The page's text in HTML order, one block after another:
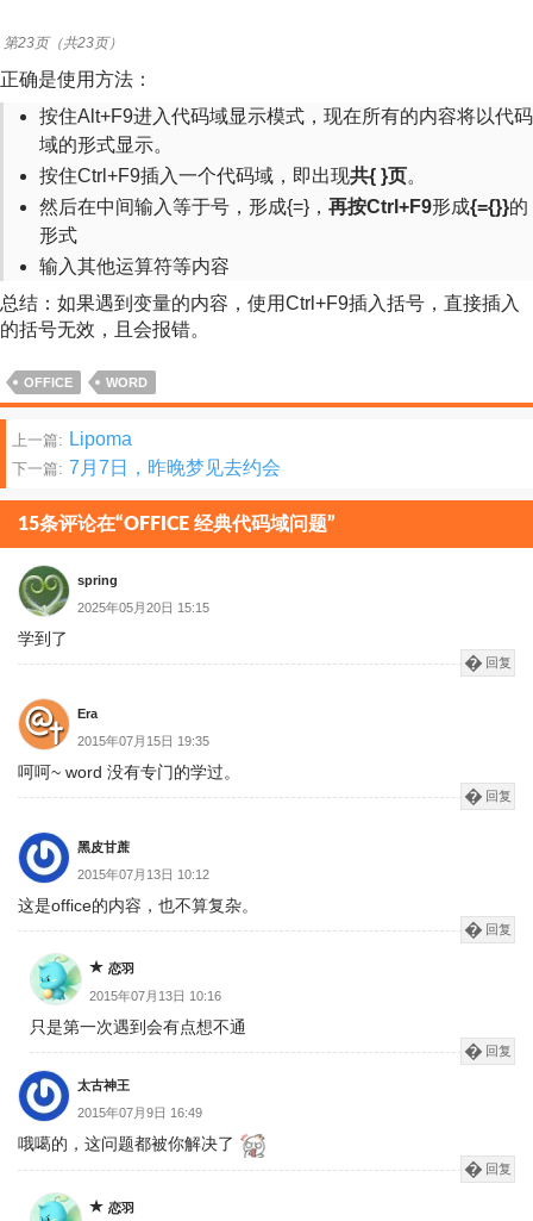
第23页（共23页）
正确是使用方法：
按住Alt+F9进入代码域显示模式，现在所有的内容将以代码
域的形式显示。
按住Ctrl+F9插入一个代码域，即出现共{ }页。
然后在中间输入等于号，形成{=}， 再按Ctrl+F9形成{={}}的
形式
输入其他运算符等内容
总结：如果遇到变量的内容，使用Ctrl+F9插入括号，直接插入
的括号无效，且会报错。
OFFICE WORD
文
章
分
页
上一篇: Lipoma
下一篇: 7月7日，昨晚梦见去约会
15条评论在“OFFICE 经典代码域问题”
spring
2025年05月20日 15:15
学到了
回复
Era
2015年07月15日 19:35
呵呵~ word 没有专门的学过。
回复
黑皮甘蔗
2015年07月13日 10:12
这是office的内容，也不算复杂。
回复
恋羽
2015年07月13日 10:16
只是第一次遇到会有点想不通
回复
太古神王
2015年07月9日 16:49
哦噶的，这问题都被你解决了
回复
恋羽